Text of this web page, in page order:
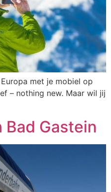
met je mobiel op
– nothing new. Maar wil jij
Gastein